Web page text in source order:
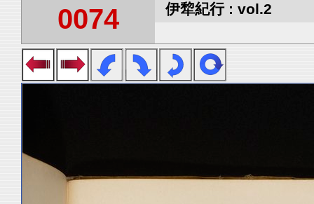
0074 伊犂紀行 : vol.2